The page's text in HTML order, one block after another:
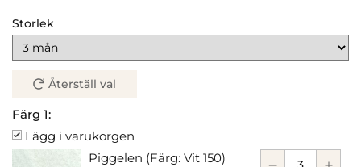
Storlek
Återställ val
Färg 1:
Lägg i varukorgen
Piggelen (Färg: Vit 150)